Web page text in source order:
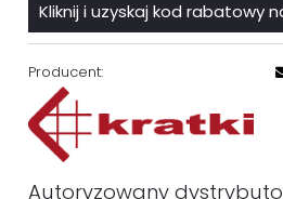
Kliknij i uzyskaj kod rabatowy
Producent:
Autoryzowany dystrybutor